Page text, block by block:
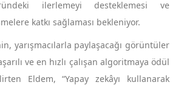
ilerlemeyi desteklemesi ve
katkı sağlaması bekleniyor.
yarışmacılarla paylaşacağı görüntüler
ve en hızlı çalışan algoritmaya ödül
Eldem, “Yapay zekâyı kullanarak